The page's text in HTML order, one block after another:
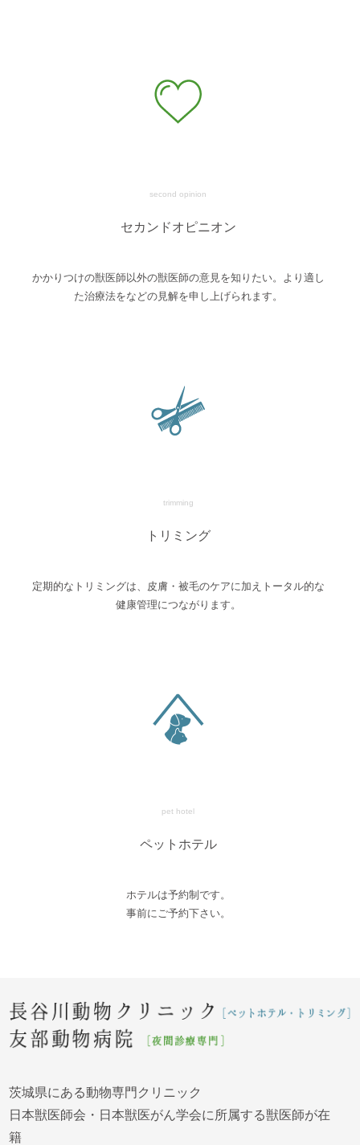
second opinion
セカンドオピニオン
かかりつけの獣医師以外の獣医師の意見を知りたい。より適し
た治療法をなどの見解を申し上げられます。
trimming
トリミング
定期的なトリミングは、皮膚・被毛のケアに加えトータル的な
健康管理につながります。
pet hotel
ペットホテル
ホテルは予約制です。
事前にご予約下さい。
茨城県にある動物専門クリニック
日本獣医師会・日本獣医がん学会に所属する獣医師が在
籍